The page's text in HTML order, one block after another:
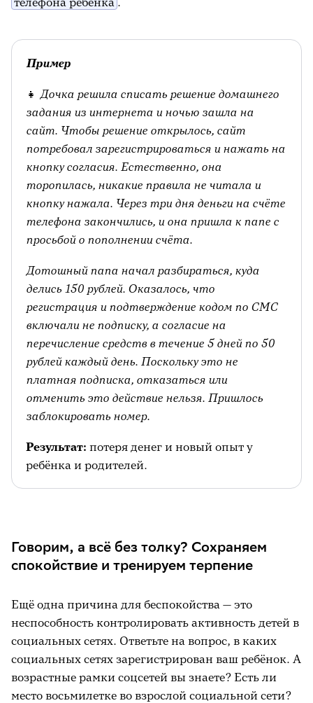
Пример
👧 Дочка решила списать решение домашнего
задания из интернета и ночью зашла на
сайт. Чтобы решение открылось, сайт
потребовал зарегистрироваться и нажать на
кнопку согласия. Естественно, она
торопилась, никакие правила не читала и
кнопку нажала. Через три дня деньги на счёте
телефона закончились, и она пришла к папе с
просьбой о пополнении счёта.
Дотошный папа начал разбираться, куда
делись 150 рублей. Оказалось, что
регистрация и подтверждение кодом по СМС
включали не подписку, а согласие на
перечисление средств в течение 5 дней по 50
рублей каждый день. Поскольку это не
платная подписка, отказаться или
отменить это действие нельзя. Пришлось
заблокировать номер.
Результат: потеря денег и новый опыт у
ребёнка и родителей.
Говорим, а всё без толку? Сохраняем
спокойствие и тренируем терпение
Ещё одна причина для беспокойства — это
неспособность контролировать активность детей в
социальных сетях. Ответьте на вопрос, в каких
социальных сетях зарегистрирован ваш ребёнок. А
возрастные рамки соцсетей вы знаете? Есть ли
место восьмилетке во взрослой социальной сети?